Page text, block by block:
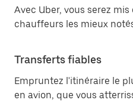
Avec Uber, vous serez
chauffeurs les mieux
Transferts fiables
Empruntez l'itinéraire le
en avion, que vous